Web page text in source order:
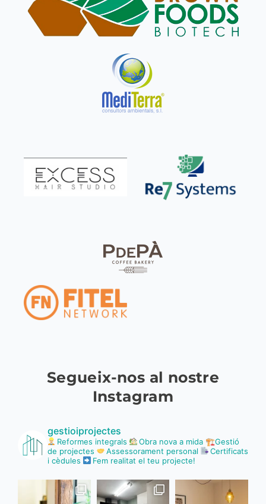
Segueix-nos al nostre
Instagram
gestioiprojectes
Reformes integrals Obra nova a mida 🏗Gestió
de projectes
Assessorament personal
Certificats
i cèdules
Fem realitat el teu projecte!